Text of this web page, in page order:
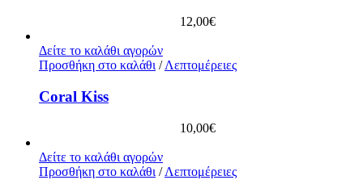
12,00€
Δείτε το καλάθι αγορών
Προσθήκη στο καλάθι / Λεπτομέρειες
Coral Kiss
10,00€
Δείτε το καλάθι αγορών
Προσθήκη στο καλάθι / Λεπτομέρειες